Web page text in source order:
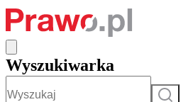
Wyszukiwarka
Szukaj